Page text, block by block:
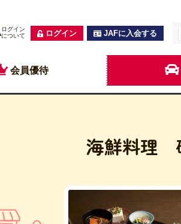
ログイン
について
ログイン JAFに入会する
会員優待
海鮮料理